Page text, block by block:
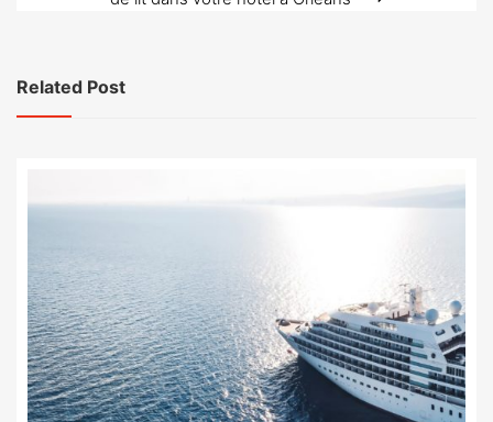
Related Post